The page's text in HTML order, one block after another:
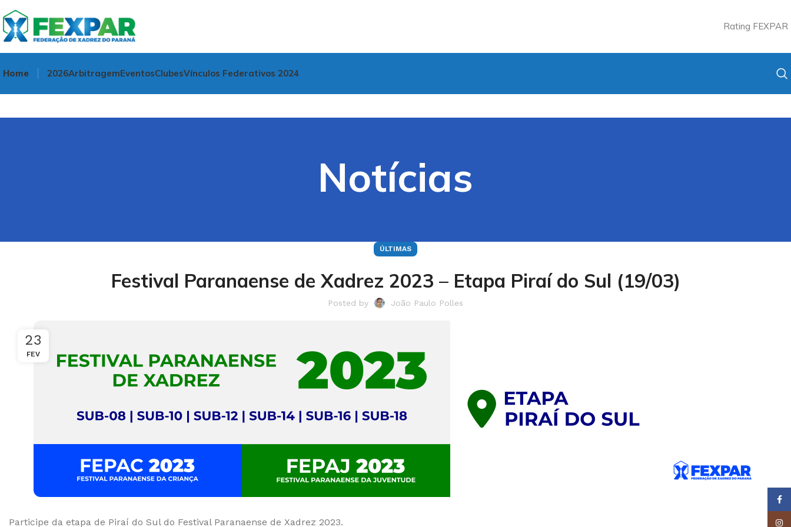
Rating FEXPAR
Home 2026ArbitragemEventosClubesVínculos Federativos 2024
Notícias
ÚLTIMAS
Festival Paranaense de Xadrez 2023 – Etapa Piraí do Sul (19/03)
Posted by João Paulo Polles
23
FEV
Participe da etapa de Piraí do Sul do Festival Paranaense de Xadrez 2023.